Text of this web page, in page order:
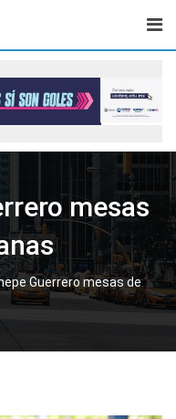
mesas
Guerrero mesas de